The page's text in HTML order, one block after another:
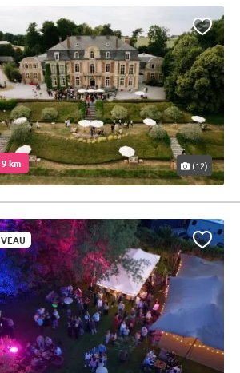
km (12)